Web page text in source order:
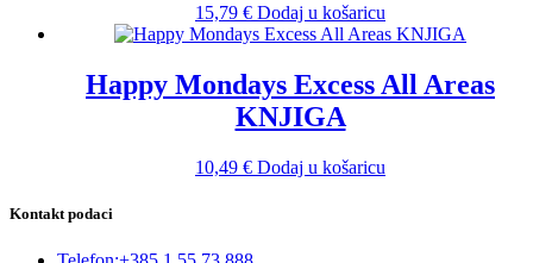
15,79 € Dodaj u košaricu
Happy Mondays Excess All Areas
KNJIGA
10,49 € Dodaj u košaricu
Kontakt podaci